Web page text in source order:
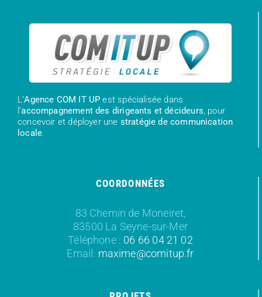
L’Agence COM IT UP est spécialisée dans
l’accompagnement des dirigeants et décideurs, pour
concevoir et déployer une stratégie de communication
locale.
COORDONNÉES
83 Chemin de Moneiret,
83500 La Seyne-sur-Mer
Téléphone : 06 66 04 21 02
Email: maxime@comitup.fr